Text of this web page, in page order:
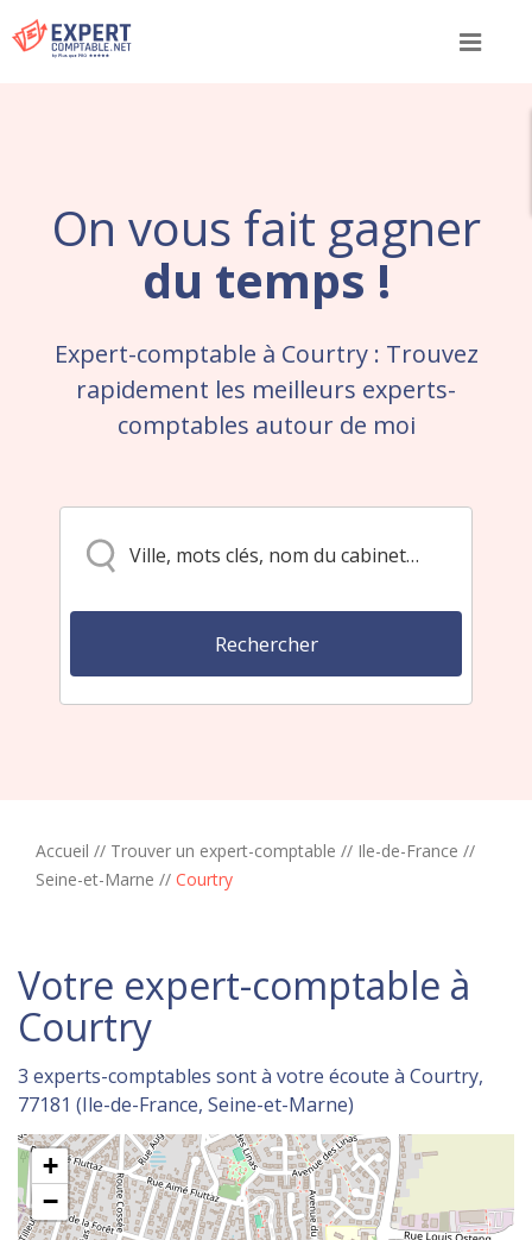
Menu
On vous fait gagner
du temps !
Expert-comptable à Courtry : Trouvez
rapidement les meilleurs experts-
comptables autour de moi
Accueil // Trouver un expert-comptable // Ile-de-France //
Seine-et-Marne // Courtry
Votre expert-comptable à
Courtry
3 experts-comptables sont à votre écoute à Courtry,
77181 (Ile-de-France, Seine-et-Marne)
+
−